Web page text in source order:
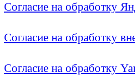
Согласие на обработку
Согласие на обработку
Согласие на обработку